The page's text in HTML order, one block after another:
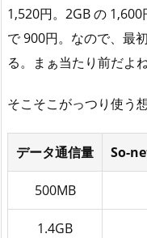
1,520円。2GB の
で 900円。なので、最
る。まぁ当たり前だよね
そこそこがっつり使う
データ通信量 So-
500MB
1.4GB